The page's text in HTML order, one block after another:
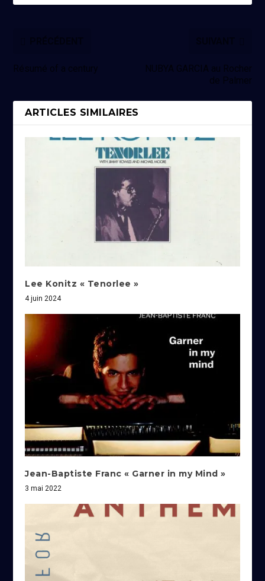
Résumé of a century
NUBYA GARCIA au Rocher
de Palmer
ARTICLES SIMILAIRES
Lee Konitz « Tenorlee »
4 juin 2024
Jean-Baptiste Franc « Garner in my Mind »
3 mai 2022